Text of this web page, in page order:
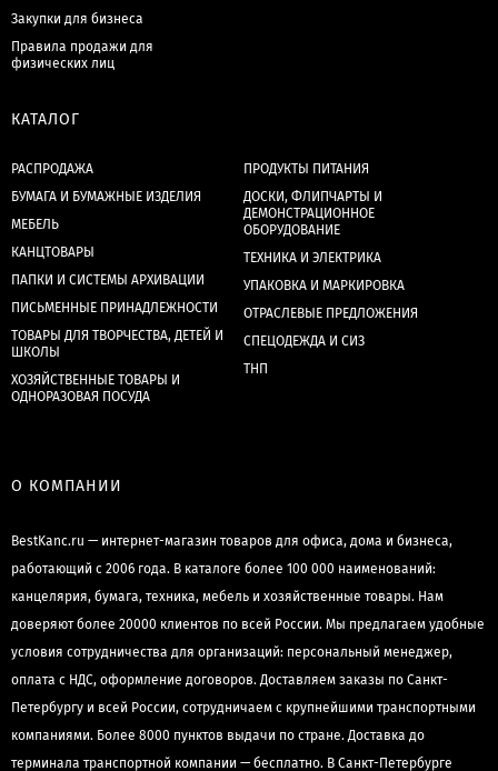
Закупки для бизнеса
Правила продажи для
физических лиц
КАТАЛОГ
РАСПРОДАЖА
БУМАГА И БУМАЖНЫЕ ИЗДЕЛИЯ
МЕБЕЛЬ
КАНЦТОВАРЫ
ПАПКИ И СИСТЕМЫ АРХИВАЦИИ
ПИСЬМЕННЫЕ ПРИНАДЛЕЖНОСТИ
ТОВАРЫ ДЛЯ ТВОРЧЕСТВА, ДЕТЕЙ И
ШКОЛЫ
ХОЗЯЙСТВЕННЫЕ ТОВАРЫ И
ОДНОРАЗОВАЯ ПОСУДА
ПРОДУКТЫ ПИТАНИЯ
ДОСКИ, ФЛИПЧАРТЫ И
ДЕМОНСТРАЦИОННОЕ
ОБОРУДОВАНИЕ
ТЕХНИКА И ЭЛЕКТРИКА
УПАКОВКА И МАРКИРОВКА
ОТРАСЛЕВЫЕ ПРЕДЛОЖЕНИЯ
СПЕЦОДЕЖДА И СИЗ
ТНП
О КОМПАНИИ
BestKanc.ru — интернет-магазин товаров для офиса, дома и бизнеса,
работающий с 2006 года. В каталоге более 100 000 наименований:
канцелярия, бумага, техника, мебель и хозяйственные товары. Нам
доверяют более 20000 клиентов по всей России. Мы предлагаем удобные
условия сотрудничества для организаций: персональный менеджер,
оплата с НДС, оформление договоров. Доставляем заказы по Санкт-
Петербургу и всей России, сотрудничаем с крупнейшими транспортными
компаниями. Более 8000 пунктов выдачи по стране. Доставка до
терминала транспортной компании — бесплатно. В Санкт-Петербурге